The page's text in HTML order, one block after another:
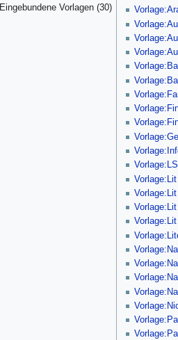
Eingebundene Vorlagen (30)